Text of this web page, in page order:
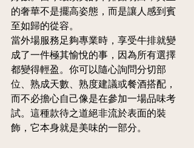
的奢華不是擺高姿態，而是讓人感到賓
至如歸的從容。
當外場服務足夠專業時，享受牛排就變
成了一件極其愉悅的事，因為所有選擇
都變得輕盈。你可以隨心詢問分切部
位、熟成天數、熟度建議或餐酒搭配，
而不必擔心自己像是在參加一場品味考
試。這種款待之道絕非流於表面的裝
飾，它本身就是美味的一部分。